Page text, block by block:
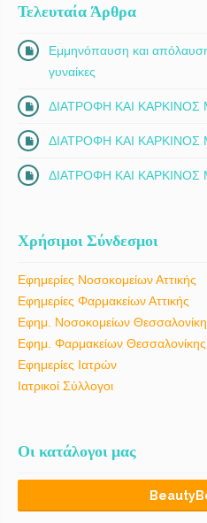
Τελευταία Άρθρα
Εμμηνόπαυση και απόλαυση
γυναίκες
ΔΙΑΤΡΟΦΗ ΚΑΙ ΚΑΡΚΙΝΟΣ
ΔΙΑΤΡΟΦΗ ΚΑΙ ΚΑΡΚΙΝΟΣ
ΔΙΑΤΡΟΦΗ ΚΑΙ ΚΑΡΚΙΝΟΣ
Χρήσιμοι Σύνδεσμοι
Εφημερίες Νοσοκομείων Αττικής
Εφημερίες Φαρμακείων Αττικής
Εφημ. Νοσοκομείων
Εφημ. Φαρμακείων Θεσσαλονίκης
Εφημερίες Ιατρών
Ιατρικοί Σύλλογοι
Οι κατάλογοι μας